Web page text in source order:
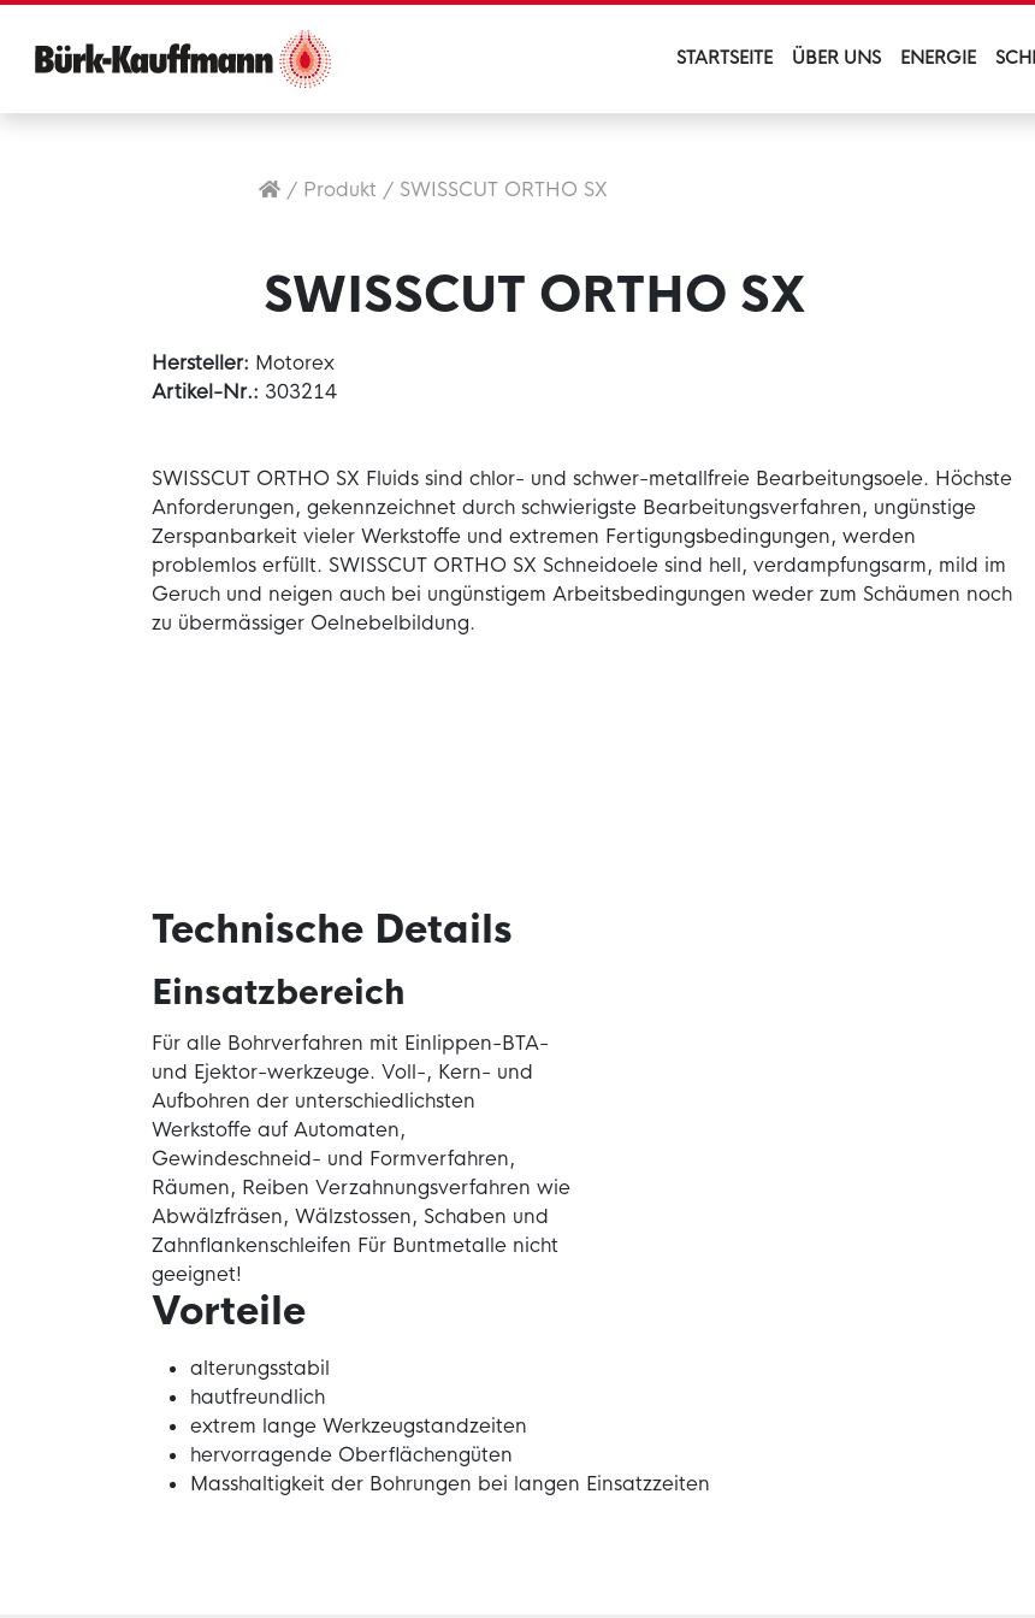
STARTSEITE ÜBER UNS ENERGIE
/ Produkt / SWISSCUT ORTHO SX
SWISSCUT ORTHO SX
Hersteller: Motorex
Artikel-Nr.: 303214
SWISSCUT ORTHO SX Fluids sind chlor- und schwer-metallfreie Bearbeitungsoele. Höchste
Anforderungen, gekennzeichnet durch schwierigste Bearbeitungsverfahren, ungünstige
Zerspanbarkeit vieler Werkstoffe und extremen Fertigungsbedingungen, werden
problemlos erfüllt. SWISSCUT ORTHO SX Schneidoele sind hell, verdampfungsarm, mild im
Geruch und neigen auch bei ungünstigem Arbeitsbedingungen weder zum Schäumen noch
zu übermässiger Oelnebelbildung.
Technische Details
Einsatzbereich
Für alle Bohrverfahren mit Einlippen-BTA-
und Ejektor-werkzeuge. Voll-, Kern- und
Aufbohren der unterschiedlichsten
Werkstoffe auf Automaten,
Gewindeschneid- und Formverfahren,
Räumen, Reiben Verzahnungsverfahren wie
Abwälzfräsen, Wälzstossen, Schaben und
Zahnflankenschleifen Für Buntmetalle nicht
geeignet!
Vorteile
alterungsstabil
hautfreundlich
extrem lange Werkzeugstandzeiten
hervorragende Oberflächengüten
Masshaltigkeit der Bohrungen bei langen Einsatzzeiten